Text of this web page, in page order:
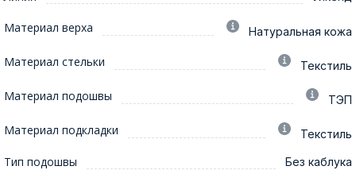
Материал верха Натуральная кожа
Материал стельки Текстиль
Материал подошвы ТЭП
Материал подкладки Текстиль
Тип подошвы Без каблука